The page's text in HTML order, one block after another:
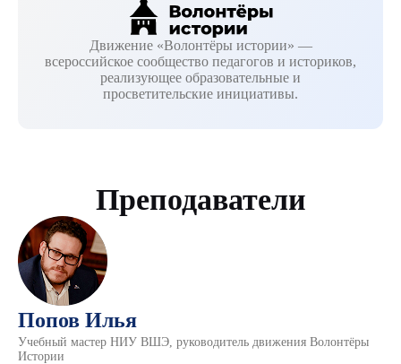
Движение «Волонтёры истории» —
всероссийское сообщество педагогов и историков,
реализующее образовательные и
просветительские инициативы.
Преподаватели
Попов Илья
Учебный мастер НИУ ВШЭ, руководитель движения Волонтёры
Истории